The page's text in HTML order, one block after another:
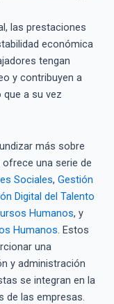
las prestaciones
económica
tengan
y contribuyen a
a su vez
más sobre
una serie de
Sociales, Gestión
Digital del Talento
Humanos, y
Humanos. Estos
una
y administración
se integran en la
de las empresas.